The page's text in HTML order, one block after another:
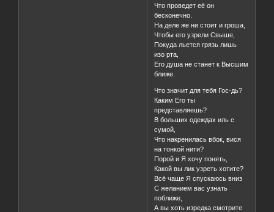
Что проведет её он
бесконечно.
На деле же ни стоит и гроша,
Чтобы его узрели Свыше,
Покуда льется грязь лишь
изо рта,
Его душа не станет к Высшим
ближе.
Что значит для тебя Гос-дь?
Каким Его ты
представляешь?
В больших одеждах иль с
сумой,
Что накренилась вбок, вися
на тонкой нити?
Порой и Я хочу понять,
Какой вы лик узреть хотите?
Всё чаще Я спускаюсь вниз
С желанием вас узнать
поближе,
А вы хоть изредка смотрите